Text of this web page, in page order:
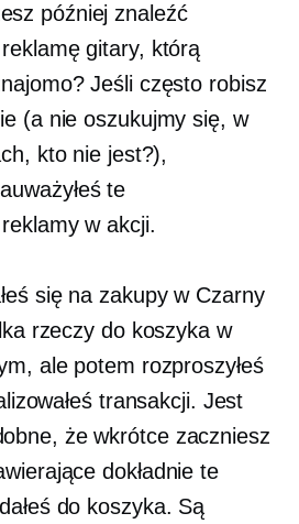
później znaleźć
gitary, którą
Jeśli często robisz
(a nie oszukujmy się, w
kto nie jest?),
te
w akcji.
się na zakupy w Czarny
rzeczy do koszyka w
ale potem rozproszyłeś
transakcji. Jest
że wkrótce zaczniesz
dokładnie te
do koszyka. Są